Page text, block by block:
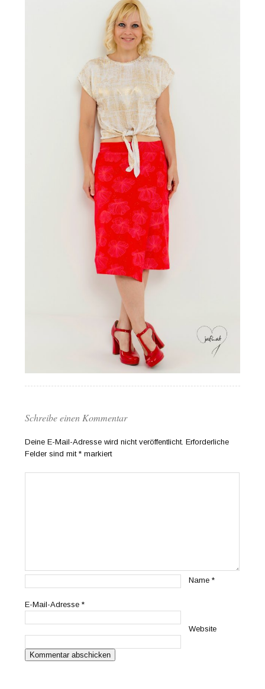
Schreibe einen Kommentar
Deine E-Mail-Adresse wird nicht veröffentlicht. Erforderliche
Felder sind mit* markiert
Name*
E-Mail-Adresse*
Website